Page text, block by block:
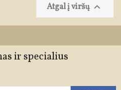
Atgal į viršų 
ir specialius